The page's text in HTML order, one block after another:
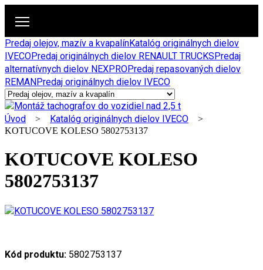
Predaj olejov, mazív a kvapalínKatalóg originálnych dielov
IVECOPredaj originálnych dielov RENAULT TRUCKSPredaj
alternatívnych dielov NEXPROPredaj repasovaných dielov
REMANPredaj originálnych dielov IVECO
Úvod > Katalóg originálnych dielov IVECO >
KOTUCOVE KOLESO 5802753137
KOTUCOVE KOLESO
5802753137
Kód produktu: 5802753137